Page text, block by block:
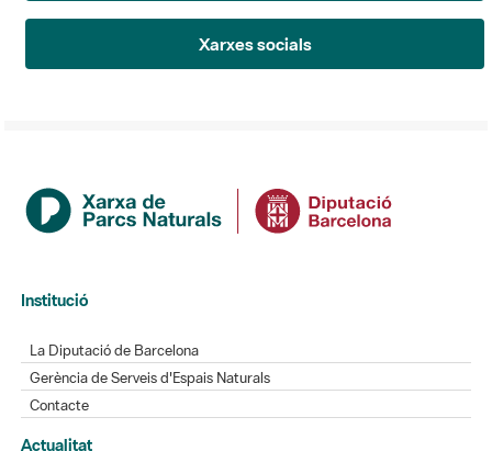
Xarxes socials
Institució
La Diputació de Barcelona
Gerència de Serveis d'Espais Naturals
Contacte
Actualitat